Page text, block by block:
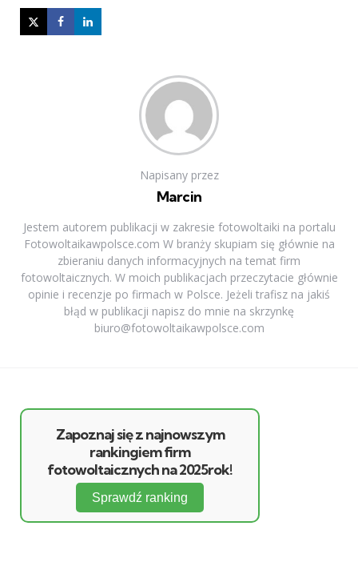
Napisany przez
Marcin
Jestem autorem publikacji w zakresie fotowoltaiki na portalu
Fotowoltaikawpolsce.com W branży skupiam się głównie na
zbieraniu danych informacyjnych na temat firm
fotowoltaicznych. W moich publikacjach przeczytacie głównie
opinie i recenzje po firmach w Polsce. Jeżeli trafisz na jakiś
błąd w publikacji napisz do mnie na skrzynkę
biuro@fotowoltaikawpolsce.com
Zapoznaj się z najnowszym
rankingiem firm
fotowoltaicznych na 2025rok!
Sprawdź ranking